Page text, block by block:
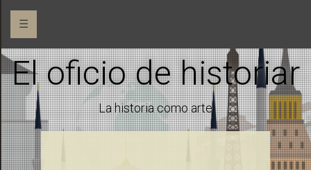
☰
El oficio de historiar
La historia como arte